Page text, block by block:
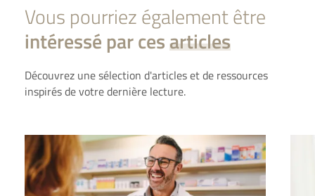
Vous pourriez également être
intéressé par cesarticles
Découvrez une sélection d'articles et de ressources
inspirés de votre dernière lecture.